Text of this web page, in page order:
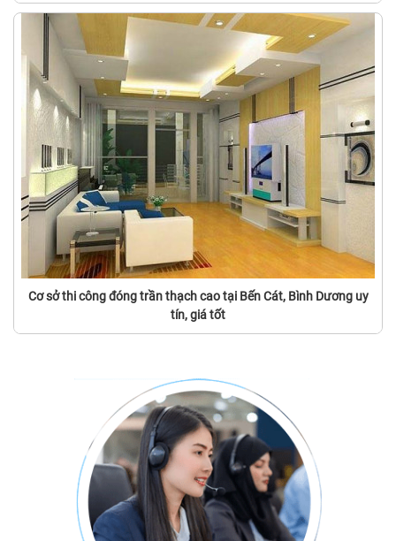
Cơ sở thi công đóng trần thạch cao tại Bến Cát, Bình Dương uy
tín, giá tốt